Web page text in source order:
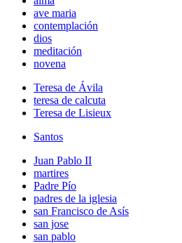
ave maria
contemplación
dios
meditación
novena
Teresa de Ávila
teresa de calcuta
Teresa de Lisieux
Santos
Juan Pablo II
martires
Padre Pío
padres de la iglesia
san Francisco de Asís
san jose
san pablo